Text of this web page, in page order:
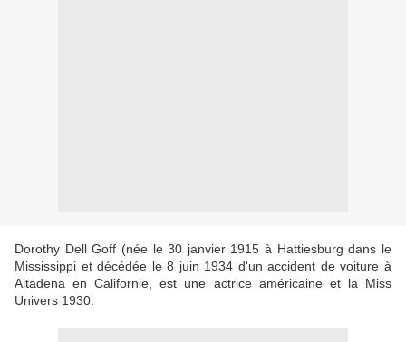
Dorothy Dell Goff (née le 30 janvier 1915 à Hattiesburg dans le
Mississippi et décédée le 8 juin 1934 d'un accident de voiture à
Altadena en Californie, est une actrice américaine et la Miss
Univers 1930.